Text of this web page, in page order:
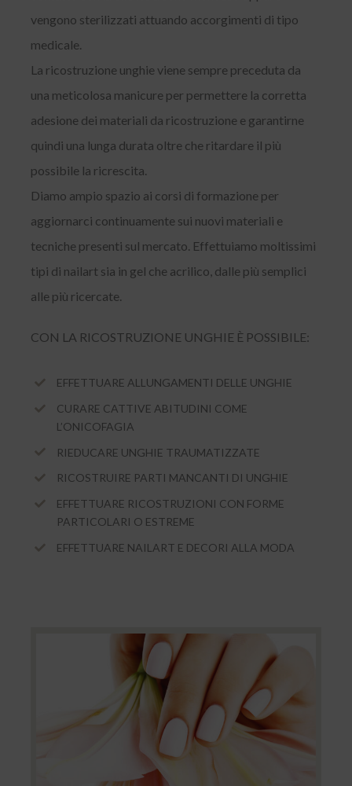
vengono sterilizzati attuando accorgimenti di tipo
medicale.
La ricostruzione unghie viene sempre preceduta da
una meticolosa manicure per permettere la corretta
adesione dei materiali da ricostruzione e garantirne
quindi una lunga durata oltre che ritardare il più
possibile la ricrescita.
Diamo ampio spazio ai corsi di formazione per
aggiornarci continuamente sui nuovi materiali e
tecniche presenti sul mercato. Effettuiamo moltissimi
tipi di nailart sia in gel che acrilico, dalle più semplici
alle più ricercate.
CON LA RICOSTRUZIONE UNGHIE È POSSIBILE:
EFFETTUARE ALLUNGAMENTI DELLE UNGHIE
CURARE CATTIVE ABITUDINI COME
L’ONICOFAGIA
RIEDUCARE UNGHIE TRAUMATIZZATE
RICOSTRUIRE PARTI MANCANTI DI UNGHIE
EFFETTUARE RICOSTRUZIONI CON FORME
PARTICOLARI O ESTREME
EFFETTUARE NAILART E DECORI ALLA MODA